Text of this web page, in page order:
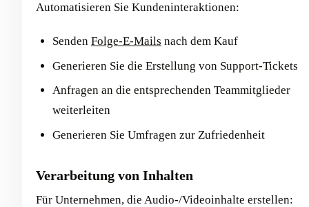
Automatisieren Sie Kundeninteraktionen:
Senden Folge-E-Mails nach dem Kauf
Generieren Sie die Erstellung von Support-Tickets
Anfragen an die entsprechenden Teammitglieder
weiterleiten
Generieren Sie Umfragen zur Zufriedenheit
Verarbeitung von Inhalten
Für Unternehmen, die Audio-/Videoinhalte erstellen: